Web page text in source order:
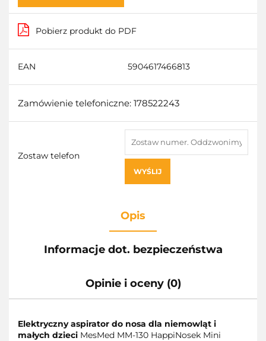
Pobierz produkt do PDF
EAN 5904617466813
Zamówienie telefoniczne: 178522243
Zostaw telefon
WYŚLIJ
Opis
Informacje dot. bezpieczeństwa
Opinie i oceny (0)
Elektryczny aspirator do nosa dla niemowląt i
małych dzieci MesMed MM-130 HappiNosek Mini